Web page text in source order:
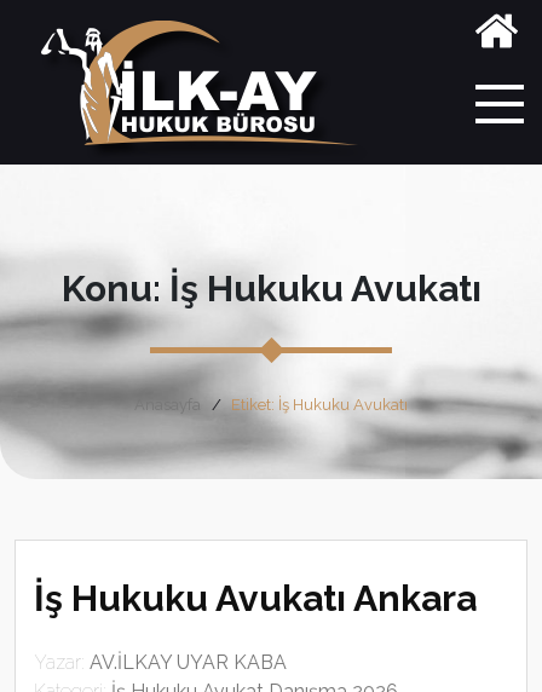
Konu: İş Hukuku Avukatı
Anasayfa Etiket: İş Hukuku Avukatı
İş Hukuku Avukatı Ankara
Yazar: AV.İLKAY UYAR KABA